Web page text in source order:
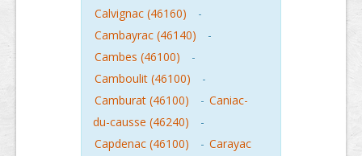
Calvignac (46160)
-
Cambayrac (46140)
-
Cambes (46100)
-
Camboulit (46100)
-
Camburat (46100)
- Caniac-
du-causse (46240)
-
Capdenac (46100)
- Carayac